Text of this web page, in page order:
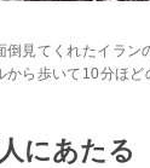
倒見てくれたイラ
から歩いて10分ほ
にあたる